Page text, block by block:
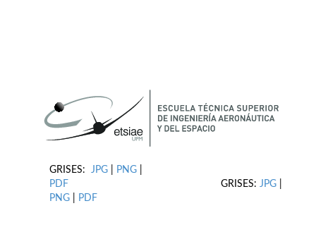
GRISES: JPG PNG
PDF GRISES: JPG
PNG
PDF